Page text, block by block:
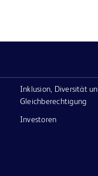
Inklusion, Diversität
Gleichberechtigung
Investoren